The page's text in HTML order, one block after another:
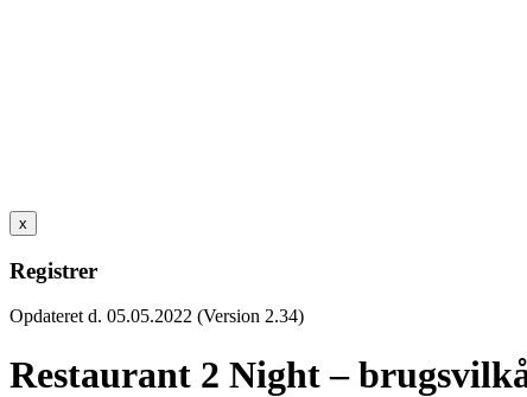
x
Registrer
Opdateret d. 05.05.2022 (Version 2.34)
Restaurant 2 Night –